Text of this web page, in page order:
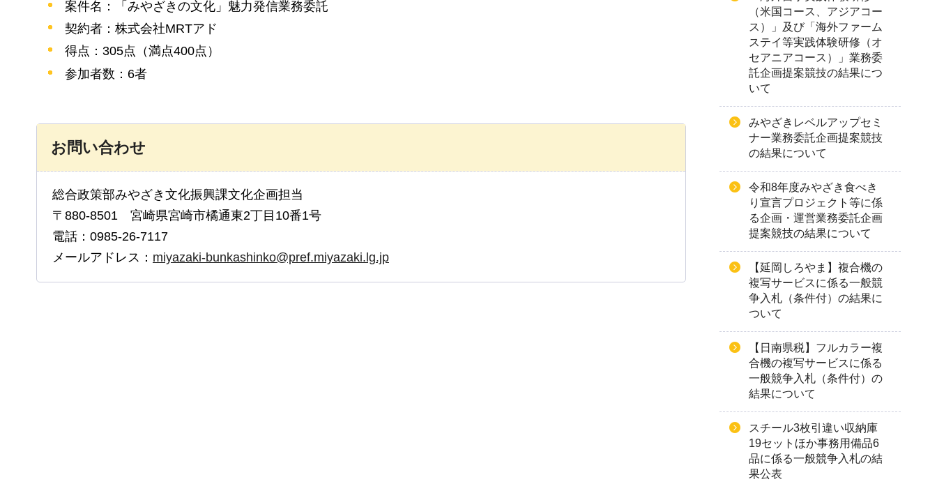
案件名：「みやざきの文化」魅力発信業務委託
契約者：株式会社MRTアド
得点：305点（満点400点）
参加者数：6者
お問い合わせ
総合政策部みやざき文化振興課文化企画担当
〒880-8501 宮崎県宮崎市橘通東2丁目10番1号
電話：0985-26-7117
メールアドレス： miyazaki-bunkashinko@pref.miyazaki.lg.jp
（米国コース、アジアコー
ス）」及び「海外ファーム
ステイ等実践体験研修（オ
セアニアコース）」業務委
託企画提案競技の結果につ
いて
みやざきレベルアップセミ
ナー業務委託企画提案競技
の結果について
令和8年度みやざき食べき
り宣言プロジェクト等に係
る企画・運営業務委託企画
提案競技の結果について
【延岡しろやま】複合機の
複写サービスに係る一般競
争入札（条件付）の結果に
ついて
【日南県税】フルカラー複
合機の複写サービスに係る
一般競争入札（条件付）の
結果について
スチール3枚引違い収納庫
19セットほか事務用備品6
品に係る一般競争入札の結
果公表